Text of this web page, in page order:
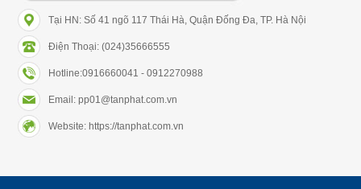
Tại HN: Số 41 ngõ 117 Thái Hà, Quận Đống Đa, TP. Hà Nội
Điện Thoại: (024)35666555
Hotline:0916660041 - 0912270988
Email: pp01@tanphat.com.vn
Website: https://tanphat.com.vn